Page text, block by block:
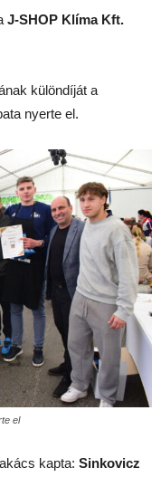
J-SHOP Klíma Kft.
különdíját a
nyerte el.
el
kapta: Sinkovicz